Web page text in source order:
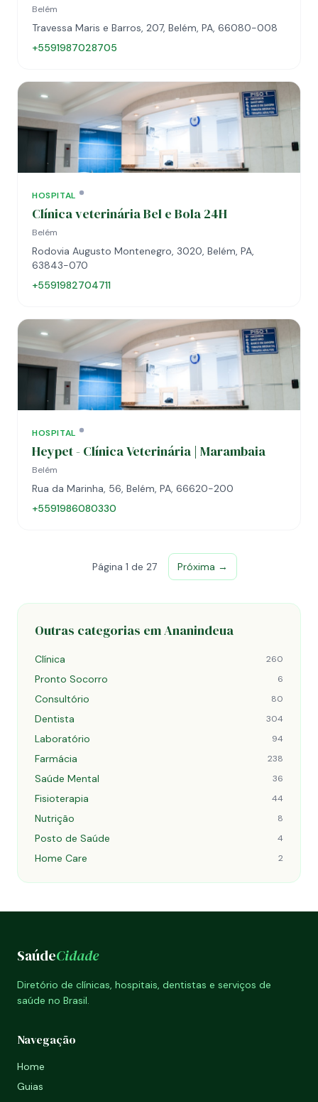
Belém
Travessa Maris e Barros, 207, Belém, PA, 66080-008
+5591987028705
HOSPITAL
Clínica veterinária Bel e Bola 24H
Belém
Rodovia Augusto Montenegro, 3020, Belém, PA,
63843-070
+5591982704711
HOSPITAL
Heypet - Clínica Veterinária | Marambaia
Belém
Rua da Marinha, 56, Belém, PA, 66620-200
+5591986080330
Página 1 de 27 Próxima →
Outras categorias em Ananindeua
Clínica 260
Pronto Socorro 6
Consultório 80
Dentista 304
Laboratório 94
Farmácia 238
Saúde Mental 36
Fisioterapia 44
Nutrição 8
Posto de Saúde 4
Home Care 2
SaúdeCidade
Diretório de clínicas, hospitais, dentistas e serviços de
saúde no Brasil.
Navegação
Home
Guias